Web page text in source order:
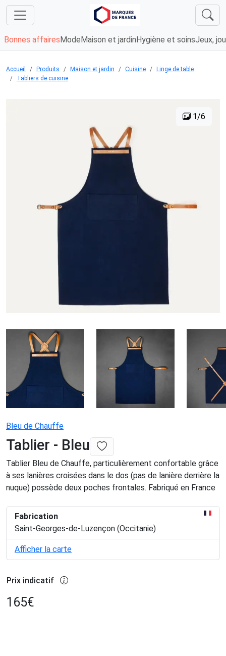
Bonnes affaires Mode Maison et jardin Hygiène et soinsJeux,
Accueil Produits Maison et jardin Cuisine
Linge de table
Tabliers de cuisine
1/6
Bleu de Chauffe
Tablier - Bleu
Tablier Bleu de Chauffe, particulièrement confortable grâce
à ses lanières croisées dans le dos (pas de lanière derrière la
nuque) possède deux poches frontales. Fabriqué en France
Fabrication
Saint-Georges-de-Luzençon (Occitanie)
Afficher la carte
Prix indicatif
165€